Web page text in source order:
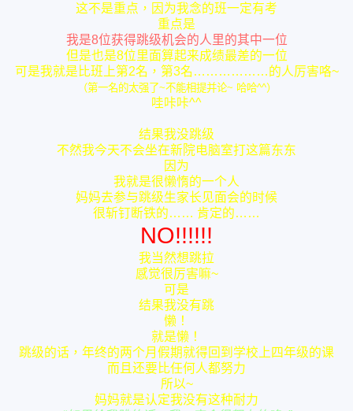
这不是重点，因为我念的班一定有考
重点是
我是8位获得跳级机会的人里的其中一位
但是也是8位里面算起来成绩最差的一位
可是我就是比班上第2名，第3名………………的人厉害咯~
（第一名的太强了~不能相提并论~ 哈哈^^）
哇咔咔^^
结果我没跳级
不然我今天不会坐在新院电脑室打这篇东东
因为
我就是很懒惰的一个人
妈妈去参与跳级生家长见面会的时候
很斩钉断铁的…… 肯定的……
NO!!!!!!
我当然想跳拉
感觉很厉害嘛~
可是
结果我没有跳
懒！
就是懒！
跳级的话，年终的两个月假期就得回到学校上四年级的课
而且还要比任何人都努力
所以~
妈妈就是认定我没有这种耐力